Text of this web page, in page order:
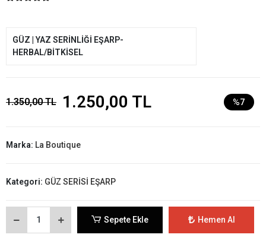
GÜZ | YAZ SERİNLİĞİ EŞARP-
HERBAL/BİTKİSEL
1.350,00 TL 1.250,00 TL %7
Marka: La Boutique
Kategori: GÜZ SERİSİ EŞARP
Sepete Ekle Hemen Al